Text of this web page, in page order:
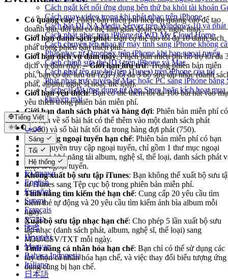
Cách ngắt kết nối ứng dụng bên thứ ba khỏi tài khoản
Cách quay video trong khi phát nhạc trên iPhone
Cách bật DLNA Media Server trên Windows 10 và phát
Cách phát nhạc trên iPhone từ WD My Cloud Home
Cách chuyển tệp nhạc từ máy tính sang iPhone không
Phát nhạc từ Dropbox trên iPhone khi bạn ngoại tuyến
Cách chỉnh sửa thẻ ID3 trên iPhone và Mac
Cách phát tệp cục bộ (tệp iTunes) trên iPhone của tôi
Phát nhạc trực tuyến từ Mac hoặc PC sang iPhone bằng
Cách cài đặt ứng dụng từ App Store hoặc kích hoạt
khuyến mãi
Tiếng Việt
عربي
Català
Čeština
Dansk
Deutsch
Ελληνικά
English
Español
Suomi
Français
עברית
हिन्दी
Hrvatski
Magyar
Bahasa Indonesia
Italiano
日本語
Sáng
Tối
Hệ thống
Có quảng cáo: Phiên bản miễn phí hiển thị quảng cáo để tạo
doanh thu, đôi khi có thể làm gián đoạn việc nghe nhạc.
Giới hạn danh sách phát: Bạn có thể tạo tối đa 10 danh sách
phát trong phiên bản miễn phí.
Giới hạn dịch vụ đám mây: Phiên bản miễn phí hỗ trợ tối đa
dịch vụ đám mây. –Giới hạn lưu trữ: Trong phiên bản miễn
phí, bạn có thể lưu trữ (ZIP) tối đa 3 bộ sưu tập nhạc (danh
phát, album, nghệ sĩ hoặc thể loại).
Giới hạn yêu thích: Bạn có thể thêm tối đa 100 bài hát vào
yêu thích trong phiên bản miễn phí.
Giới hạn danh sách phát và hàng đợi: Phiên bản miễn phí có
giới hạn về số bài hát có thể thêm vào một danh sách phát
(1.000) và số bài hát tối đa trong hàng đợi phát (750).
Tính năng ngoại tuyến hạn chế: Phiên bản miễn phí có hạn
chế về quyền truy cập ngoại tuyến, chỉ gồm 1 thư mục ngoại
tuyến và khả năng tải album, nghệ sĩ, thể loại, danh sách phát
nhạc sĩ ngoại tuyến.
Không xuất bộ sưu tập iTunes: Bạn không thể xuất bộ sưu
từ iTunes sang Tệp cục bộ trong phiên bản miễn phí.
Tính năng tìm kiếm thẻ hạn chế: Cung cấp 20 yêu cầu tìm
kiếm thẻ tự động và 20 yêu cầu tìm kiếm ảnh bìa album mỗi
ngày.
Xuất bộ sưu tập nhạc hạn chế: Cho phép 5 lần xuất bộ sưu
tập nhạc (danh sách phát, album, nghệ sĩ, thể loại) sang
M3U/CSV/TXT mỗi ngày.
Tính năng cá nhân hóa hạn chế: Bạn chỉ có thể sử dụng các
tùy chọn cá nhân hóa hạn chế, và việc thay đổi biểu tượng ứng
dụng cũng bị hạn chế.